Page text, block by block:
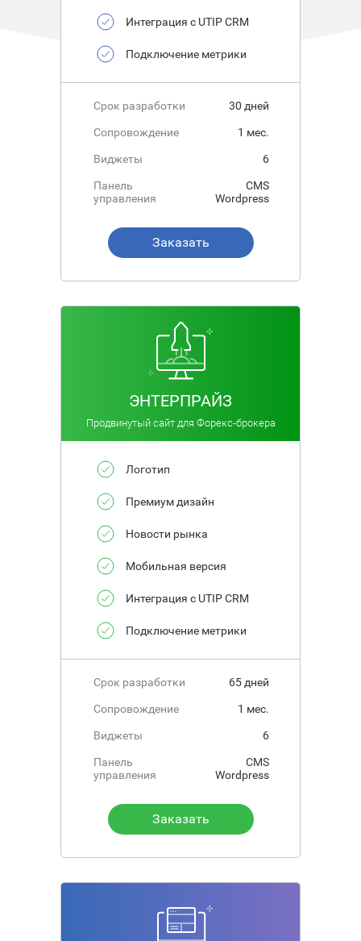
Интеграция с UTIP CRM
Подключение метрики
Срок разработки 30 дней
Сопровождение 1 мес.
Виджеты 6
Панель
управления
CMS
Wordpress
Заказать
ЭНТЕРПРАЙЗ
Продвинутый сайт для Форекс-брокера
Логотип
Премиум дизайн
Новости рынка
Мобильная версия
Интеграция с UTIP CRM
Подключение метрики
Срок разработки 65 дней
Сопровождение 1 мес.
Виджеты 6
Панель
управления
CMS
Wordpress
Заказать